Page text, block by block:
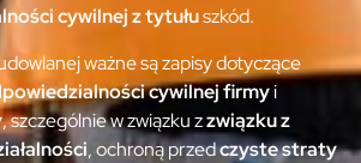
cywilnej z tytułuszkód.
ważne są zapisy dotyczące
cywilnej firmyi
, szczególnie w związku zzwiązku z
, ochroną przedczyste straty